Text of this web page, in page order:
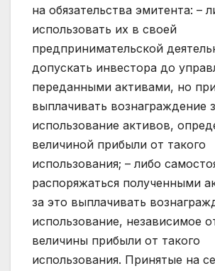
на обязательства эмитента: –
использовать их в своей
предпринимательской
допускать инвестора до
переданными активами, но
выплачивать вознаграждение
использование активов,
величиной прибыли от такого
использования; – либо
распоряжаться полученными
за это выплачивать
использование, независимое
величины прибыли от такого
использования. Принятые на